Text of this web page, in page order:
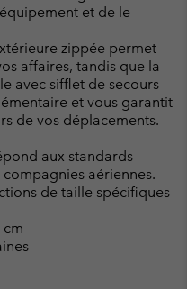
et de le
zippée permet
affaires, tandis que la
avec sifflet de secours
et vous garantit
de vos déplacements.
aux standards
aériennes.
de taille spécifiques
cm